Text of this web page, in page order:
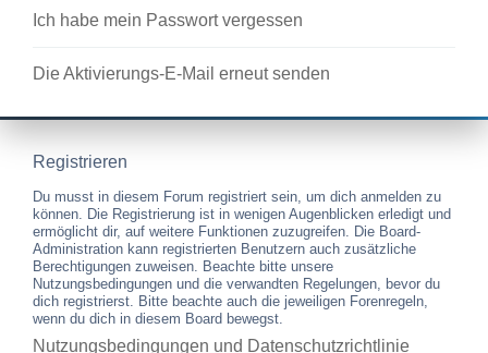
Ich habe mein Passwort vergessen
Die Aktivierungs-E-Mail erneut senden
Registrieren
Du musst in diesem Forum registriert sein, um dich anmelden zu
können. Die Registrierung ist in wenigen Augenblicken erledigt und
ermöglicht dir, auf weitere Funktionen zuzugreifen. Die Board-
Administration kann registrierten Benutzern auch zusätzliche
Berechtigungen zuweisen. Beachte bitte unsere
Nutzungsbedingungen und die verwandten Regelungen, bevor du
dich registrierst. Bitte beachte auch die jeweiligen Forenregeln,
wenn du dich in diesem Board bewegst.
Nutzungsbedingungen und Datenschutzrichtlinie